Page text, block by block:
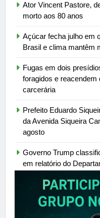
Ator Vincent Pastore,
morto aos 80 anos
Açúcar fecha julho em
Brasil e clima mantêm
Fugas em dois
foragidos e reacendem
carcerária
Prefeito Eduardo
da Avenida Siqueira
agosto
Governo Trump
em relatório do